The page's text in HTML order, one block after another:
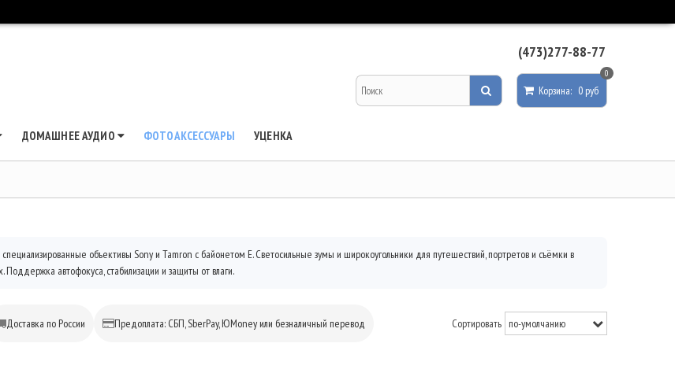
(473)277-88-77
Корзина:
0
0 руб
ДОМАШНЕЕ АУДИО ФОТОАКСЕССУАРЫ УЦЕНКА
объективы Sony и Tamron с байонетом E. Светосильные зумы и широкоугольники для путешествий, портретов и съёмки в
Поддержка автофокуса, стабилизации и защиты от влаги.
Доставка по России Предоплата: СБП, SberPay, ЮMoney или безналичный перевод Сортировать